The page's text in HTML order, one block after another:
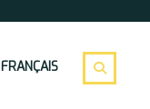
FRANÇAIS